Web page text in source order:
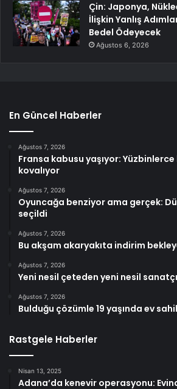
Çin: Japonya,
İlişkin Yanlış
Bedel Ödeyecek
Ağustos 6, 2026
En Güncel Haberler
Ağustos 7, 2026
Fransa kabusu yaşıyor:
kovalıyor
Ağustos 7, 2026
Oyuncağa benziyor ama gerçek:
seçildi
Ağustos 7, 2026
Bu akşam akaryakıta indirim
Ağustos 7, 2026
Yeni nesil çeteden yeni nesil
Ağustos 7, 2026
Bulduğu çözümle 19 yaşında ev
Rastgele Haberler
Nisan 13, 2025
Adana’da kenevir operasyonu: